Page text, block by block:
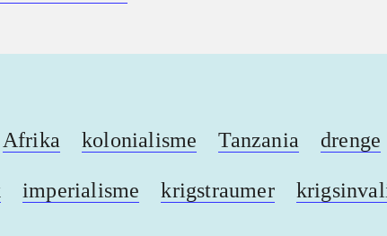
Afrika kolonialisme Tanzania drenge
imperialisme krigstraumer